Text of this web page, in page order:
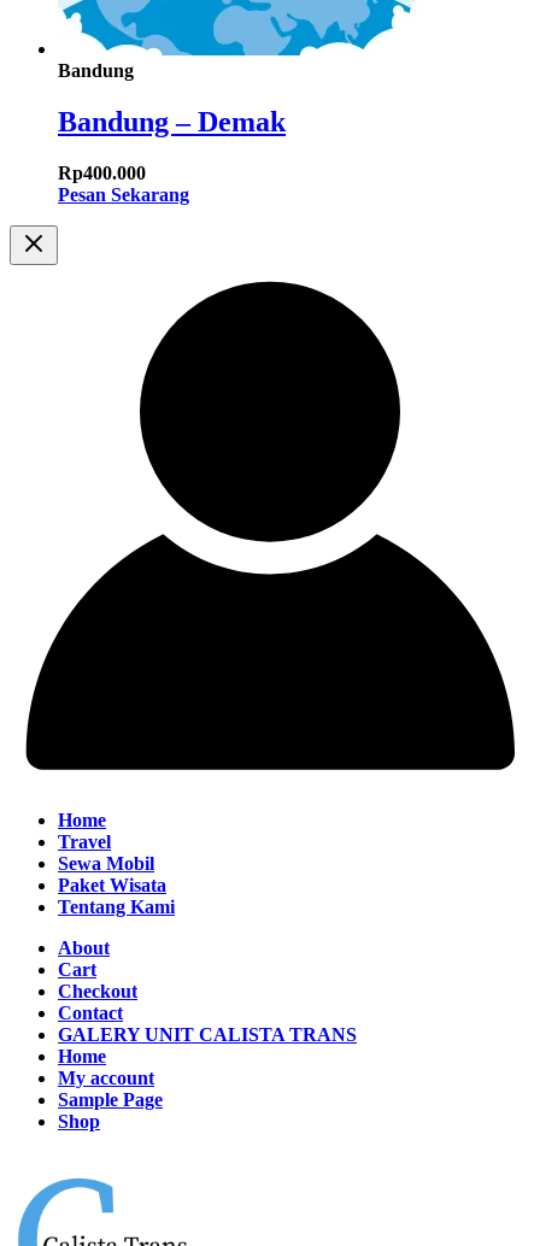
Bandung
Bandung – Demak
Rp400.000
Pesan Sekarang
Home
Travel
Sewa Mobil
Paket Wisata
Tentang Kami
About
Cart
Checkout
Contact
GALERY UNIT CALISTA TRANS
Home
My account
Sample Page
Shop